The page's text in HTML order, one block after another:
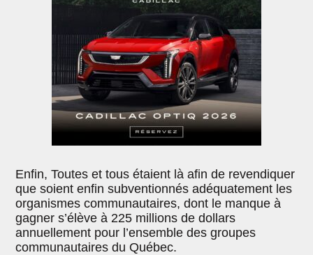
Enfin, Toutes et tous étaient là afin de revendiquer
que soient enfin subventionnés adéquatement les
organismes communautaires, dont le manque à
gagner s’élève à 225 millions de dollars
annuellement pour l’ensemble des groupes
communautaires du Québec.